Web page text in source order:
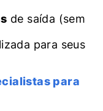
de saída (sem
para seus
para